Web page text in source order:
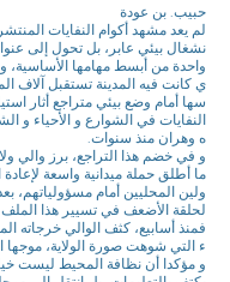
حبيب. بن عودة
لم يعد مشهد أكوام النفايات
نشغال بيئي عابر، بل تحول إلى
واحدة من أبسط مهامها
ي كانت فيه المدينة تستقبل
سها أمام وضع بيئي متراجع أثار
النفايات في الشوارع و الأحياء و
ه وهران منذ سنوات.
و في خضم هذا التراجع، برز والي
ما أطلق حملة ميدانية واسعة لإعادة
ولين المحليين أمام مسؤولياتهم،
لحلقة الأضعف في تسيير هذا
فمنذ أسابيع، كثف الوالي خرجاته
ء التي شوهت صورة الولاية، موجها
و مؤكدا أن نظافة المحيط ليست